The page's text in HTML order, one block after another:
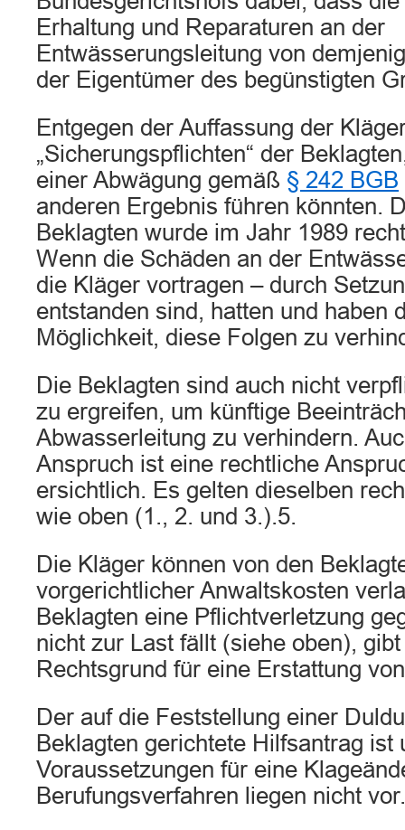
Erhaltung und Reparaturen an der
Entwässerungsleitung von
der Eigentümer des begünstigten
Entgegen der Auffassung der
„Sicherungspflichten“ der
einer Abwägung gemäß § 242 BGB
anderen Ergebnis führen könnten.
Beklagten wurde im Jahr 1989
Wenn die Schäden an der
die Kläger vortragen – durch
entstanden sind, hatten und haben
Möglichkeit, diese Folgen zu
Die Beklagten sind auch nicht
zu ergreifen, um künftige
Abwasserleitung zu verhindern.
Anspruch ist eine rechtliche
ersichtlich. Es gelten dieselben
wie oben (1., 2. und 3.).5.
Die Kläger können von den
vorgerichtlicher Anwaltskosten
Beklagten eine Pflichtverletzung
nicht zur Last fällt (siehe oben),
Rechtsgrund für eine Erstattung
Der auf die Feststellung einer
Beklagten gerichtete Hilfsantrag ist
Voraussetzungen für eine
Berufungsverfahren liegen nicht